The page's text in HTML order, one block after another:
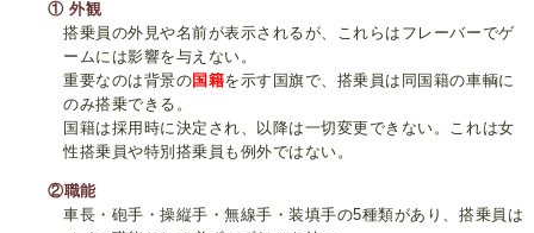
① 外観
搭乗員の外見や名前が表示されるが、これらはフレーバーでゲ
ームには影響を与えない。
重要なのは背景の国籍を示す国旗で、搭乗員は同国籍の車輌に
のみ搭乗できる。
国籍は採用時に決定され、以降は一切変更できない。これは女
性搭乗員や特別搭乗員も例外ではない。
②職能
車長・砲手・操縦手・無線手・装填手の5種類があり、搭乗員は